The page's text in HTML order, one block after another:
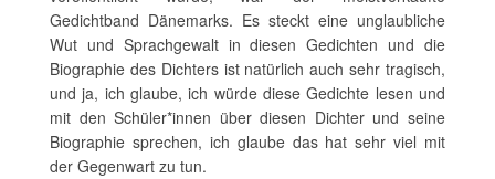
Gedichtband Dänemarks. Es steckt eine unglaubliche
Wut und Sprachgewalt in diesen Gedichten und die
Biographie des Dichters ist natürlich auch sehr tragisch,
und ja, ich glaube, ich würde diese Gedichte lesen und
mit den Schüler*innen über diesen Dichter und seine
Biographie sprechen, ich glaube das hat sehr viel mit
der Gegenwart zu tun.